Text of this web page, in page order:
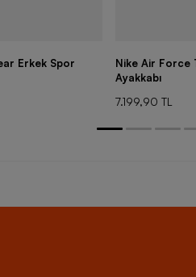
Erkek Spor
Nike Air Force
Ayakkabı
7.199,90 TL